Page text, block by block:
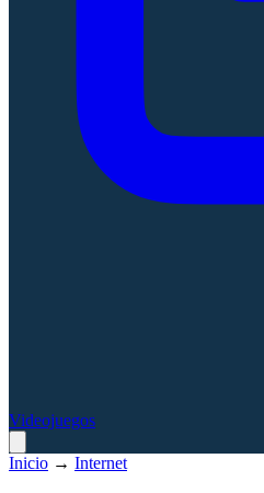
Videojuegos
Inicio → Internet